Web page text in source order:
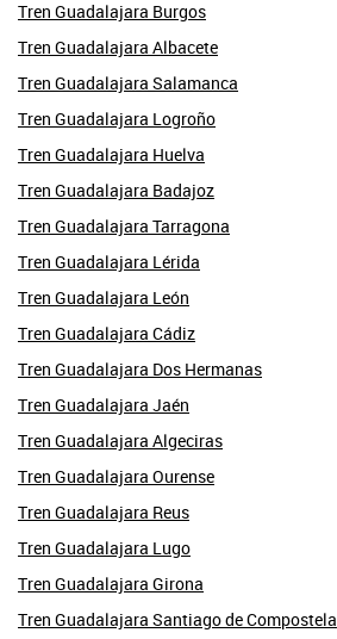
Tren Guadalajara Burgos
Tren Guadalajara Albacete
Tren Guadalajara Salamanca
Tren Guadalajara Logroño
Tren Guadalajara Huelva
Tren Guadalajara Badajoz
Tren Guadalajara Tarragona
Tren Guadalajara Lérida
Tren Guadalajara León
Tren Guadalajara Cádiz
Tren Guadalajara Dos Hermanas
Tren Guadalajara Jaén
Tren Guadalajara Algeciras
Tren Guadalajara Ourense
Tren Guadalajara Reus
Tren Guadalajara Lugo
Tren Guadalajara Girona
Tren Guadalajara Santiago de Compostela